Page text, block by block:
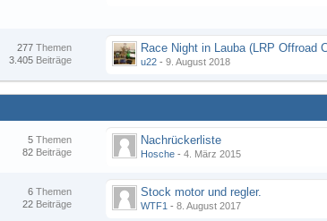
Themen
277
Beiträge
3.405 u22 - 9. August 2018
Themen
5
Beiträge
82
Nachrückerliste
Hosche - 4. März 2015
Themen
6
Beiträge
22
Stock motor und regler.
WTF1 - 8. August 2017